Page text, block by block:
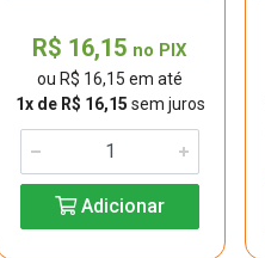
R$ 16,15 no PIX
ou R$ 16,15 em até
1x de R$ 16,15 sem juros
Adicionar